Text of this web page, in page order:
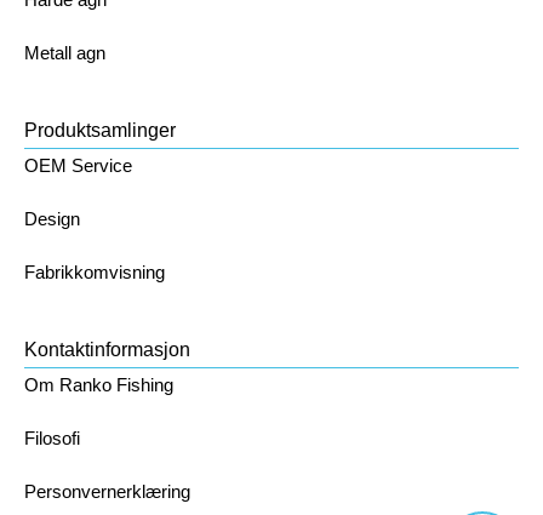
Metall agn
Produktsamlinger
OEM Service
Design
Fabrikkomvisning
Kontaktinformasjon
Om Ranko Fishing
Filosofi
Personvernerklæring